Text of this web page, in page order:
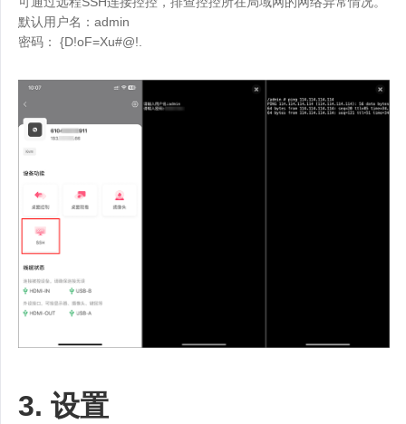
默认用户名：admin
密码： {D!oF=Xu#@!.
3. 设置